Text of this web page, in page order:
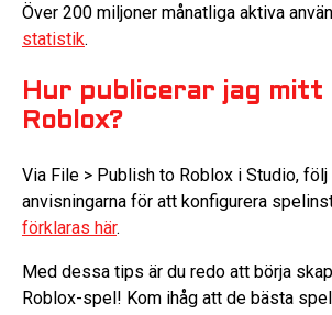
Över 200 miljoner månatliga aktiva
statistik.
Hur publicerar jag mitt
Roblox?
Via File > Publish to Roblox i Studio, följ
anvisningarna för att konfigurera
förklaras här.
Med dessa tips är du redo att börja
Roblox-spel! Kom ihåg att de bästa